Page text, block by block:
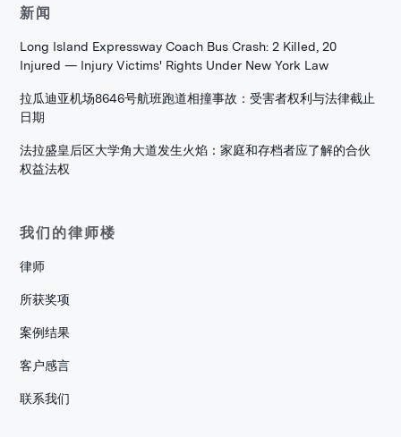
新闻
Long Island Expressway Coach Bus Crash: 2 Killed, 20
Injured — Injury Victims' Rights Under New York Law
拉瓜迪亚机场8646号航班跑道相撞事故：受害者权利与法律截止
日期
法拉盛皇后区大学角大道发生火焰：家庭和存档者应了解的合伙
权益法权
我们的律师楼
律师
所获奖项
案例结果
客户感言
联系我们